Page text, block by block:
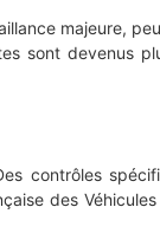
majeure,
sont devenus
contrôles
des